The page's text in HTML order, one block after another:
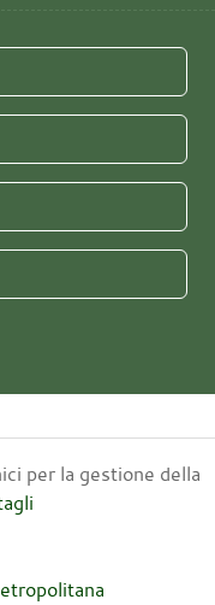
per la gestione della